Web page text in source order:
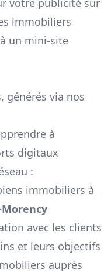
votre publicité sur
immobiliers
un mini-site
générés via nos
à
digitaux
:
immobiliers à
avec les clients
et leurs objectifs
auprès